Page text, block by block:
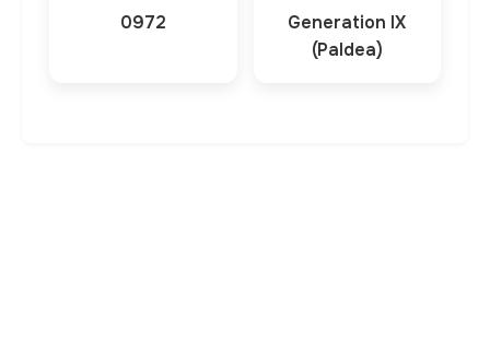
0972
Generation IX
(Paldea)